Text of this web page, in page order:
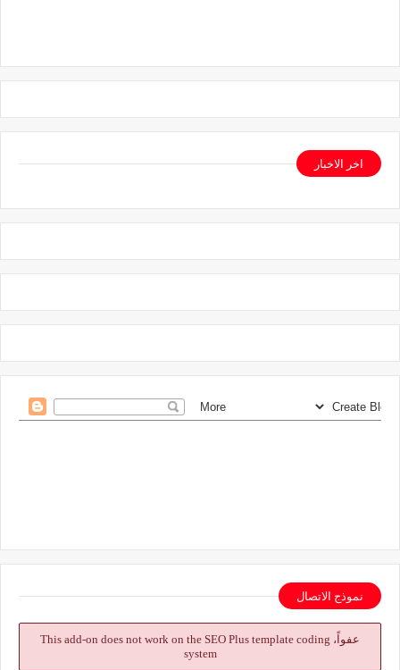
اخر الاخبار
نموذج الاتصال
عفواً، This add-on does not work on the SEO Plus template coding
system